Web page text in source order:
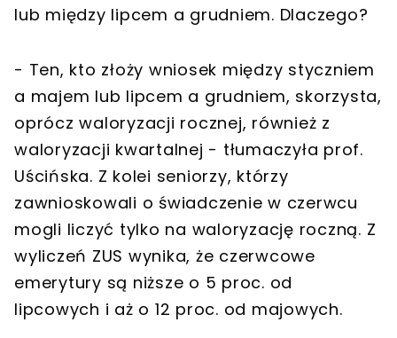
lub między lipcem a grudniem. Dlaczego?
- Ten, kto złoży wniosek między styczniem
a majem lub lipcem a grudniem, skorzysta,
oprócz waloryzacji rocznej, również z
waloryzacji kwartalnej - tłumaczyła prof.
Uścińska. Z kolei seniorzy, którzy
zawnioskowali o świadczenie w czerwcu
mogli liczyć tylko na waloryzację roczną. Z
wyliczeń ZUS wynika, że czerwcowe
emerytury są niższe o 5 proc. od
lipcowych i aż o 12 proc. od majowych.